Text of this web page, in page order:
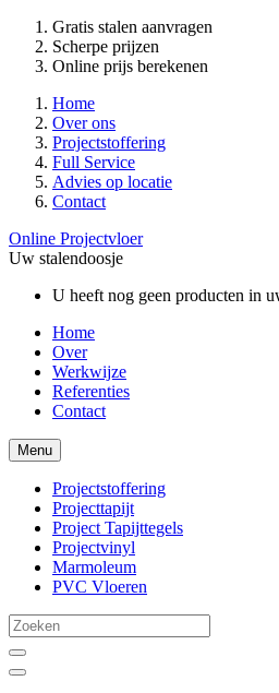
Gratis stalen aanvragen
Scherpe prijzen
Online prijs berekenen
Home
Over ons
Projectstoffering
Full Service
Advies op locatie
Contact
Online Projectvloer
Uw stalendoosje
U heeft nog geen producten in
Home
Over
Werkwijze
Referenties
Contact
Menu
Projectstoffering
Projecttapijt
Project Tapijttegels
Projectvinyl
Marmoleum
PVC Vloeren